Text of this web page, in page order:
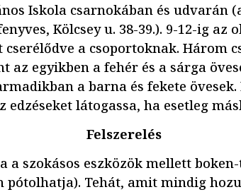
Iskola csarnokában és udvarán
Kölcsey u. 38-39.). 9-12-ig
cserélődve a csoportoknak. Három
az egyikben a fehér és a sárga
a barna és fekete
edzéseket látogassa, ha esetleg
Felszerelés
a szokásos eszközök mellett
pótolhatja). Tehát, amit mindig